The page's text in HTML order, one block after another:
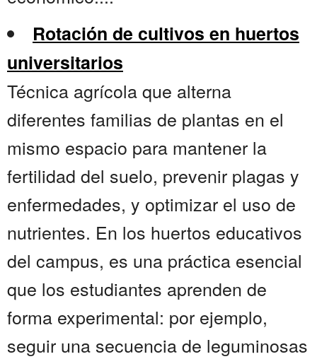
Rotación de cultivos en huertos
universitarios
Técnica agrícola que alterna
diferentes familias de plantas en el
mismo espacio para mantener la
fertilidad del suelo, prevenir plagas y
enfermedades, y optimizar el uso de
nutrientes. En los huertos educativos
del campus, es una práctica esencial
que los estudiantes aprenden de
forma experimental: por ejemplo,
seguir una secuencia de leguminosas